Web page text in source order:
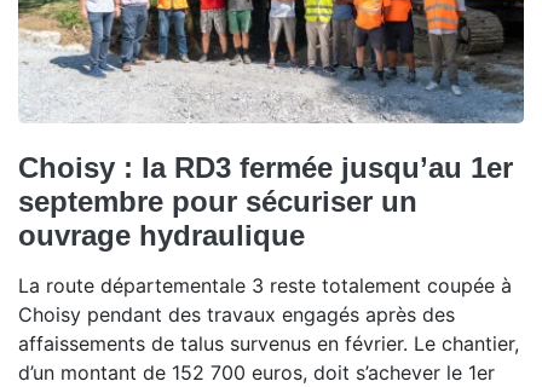
Choisy : la RD3 fermée jusqu’au 1er
septembre pour sécuriser un
ouvrage hydraulique
La route départementale 3 reste totalement coupée à
Choisy pendant des travaux engagés après des
affaissements de talus survenus en février. Le chantier,
d’un montant de 152 700 euros, doit s’achever le 1er